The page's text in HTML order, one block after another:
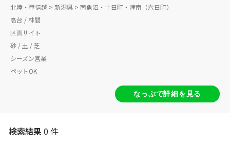
北陸・甲信越 > 新潟県 > 南魚沼・十日町・津南（六日町）
高台 / 林間
区画サイト
砂 / 土 / 芝
シーズン営業
ペットOK
なっぷで詳細を見る
検索結果0 件